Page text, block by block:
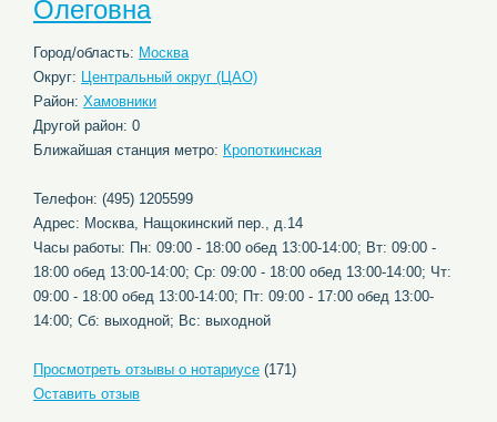
Олеговна
Город/область: Москва
Округ: Центральный округ (ЦАО)
Район: Хамовники
Другой район: 0
Ближайшая станция метро: Кропоткинская
Телефон: (495) 1205599
Адрес: Москва, Нащокинский пер., д.14
Часы работы: Пн: 09:00 - 18:00 обед 13:00-14:00; Вт: 09:00 -
18:00 обед 13:00-14:00; Ср: 09:00 - 18:00 обед 13:00-14:00; Чт:
09:00 - 18:00 обед 13:00-14:00; Пт: 09:00 - 17:00 обед 13:00-
14:00; Сб: выходной; Вс: выходной
Просмотреть отзывы о нотариусе (171)
Оставить отзыв